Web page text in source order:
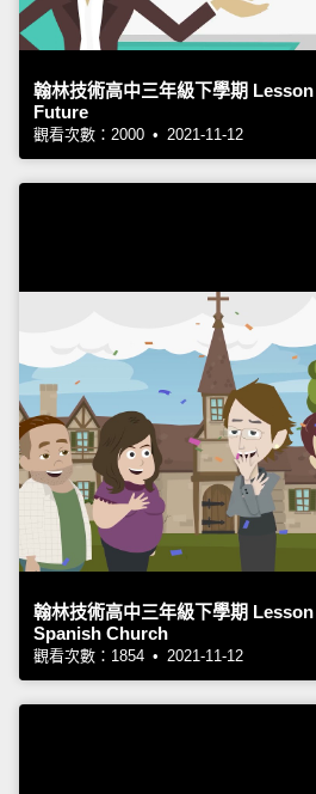
翰林技術高中三年級下學期
Future
觀看次數：2000 • 2021-11-12
翰林技術高中三年級下學期
Spanish Church
觀看次數：1854 • 2021-11-12